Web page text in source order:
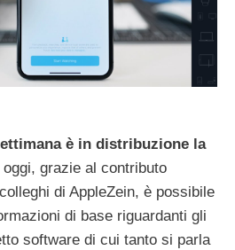
è in distribuzione la
oggi, grazie al contributo
di AppleZein, è possibile
di base riguardanti gli
software di cui tanto si parla